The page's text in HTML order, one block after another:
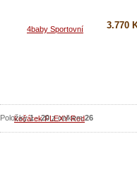
3.770
Položky1-20z celkem26